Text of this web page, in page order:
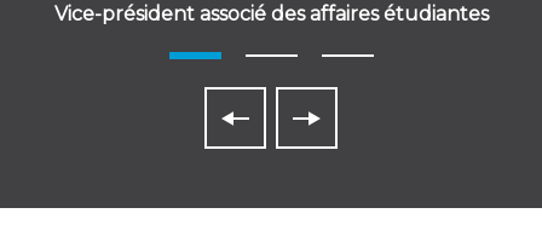
Vice-président associé des affaires étudiantes